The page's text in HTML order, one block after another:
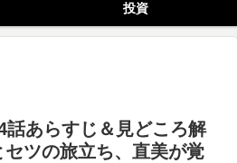
投資
話あらすじ＆見どころ解
ツの旅立ち、直美が覚